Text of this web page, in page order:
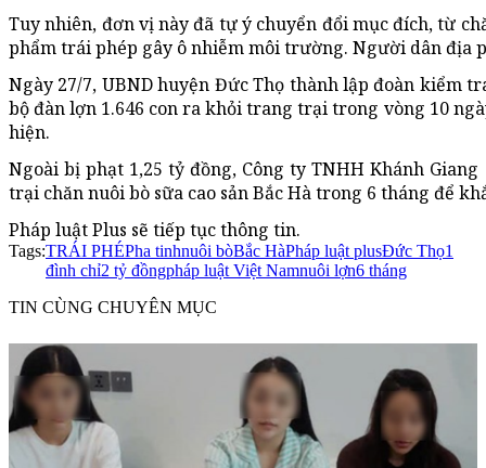
Tuy nhiên, đơn vị này đã tự ý chuyển đổi mục đích, từ
phẩm trái phép gây ô nhiễm môi trường. Người dân địa
Ngày 27/7, UBND huyện Đức Thọ thành lập đoàn kiểm
bộ đàn lợn 1.646 con ra khỏi trang trại trong vòng 10
hiện.
Ngoài bị phạt 1,25 tỷ đồng, Công ty TNHH Khánh
trại chăn nuôi bò sữa cao sản Bắc Hà trong 6 tháng để
Pháp luật Plus sẽ tiếp tục thông tin.
Tags:TRÁI PHÉPha tinhnuôi bòBắc HàPháp luật plusĐức Thọ1
đình chỉ2 tỷ đồngpháp luật Việt Namnuôi lợn6 tháng
TIN CÙNG CHUYÊN MỤC